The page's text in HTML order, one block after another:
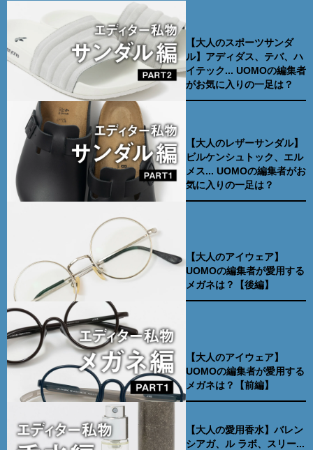
【大人のスポーツサンダ
ル】アディダス、テバ、ハ
イテック... UOMOの編集者
がお気に入りの一足は？
【大人のレザーサンダル】
ビルケンシュトック、エル
メス... UOMOの編集者がお
気に入りの一足は？
【大人のアイウェア】
UOMOの編集者が愛用する
メガネは？【後編】
【大人のアイウェア】
UOMOの編集者が愛用する
メガネは？【前編】
【大人の愛用香水】バレン
シアガ、ル ラボ、スリー...